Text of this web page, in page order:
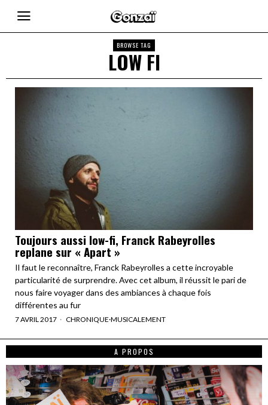
BROWSE TAG
LOW FI
Toujours aussi low-fi, Franck Rabeyrolles
replane sur « Apart »
Il faut le reconnaître, Franck Rabeyrolles a cette incroyable
particularité de surprendre. Avec cet album, il réussit le pari de
nous faire voyager dans des ambiances à chaque fois
différentes au fur
7 AVRIL 2017 CHRONIQUE·MUSICALEMENT
A PROPOS